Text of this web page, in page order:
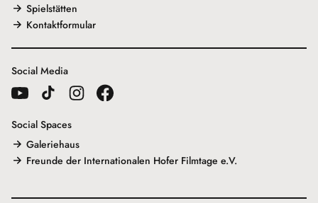
Spielstätten
Kontaktformular
Social Media
Social Spaces
Galeriehaus
Freunde der Internationalen Hofer Filmtage e.V.